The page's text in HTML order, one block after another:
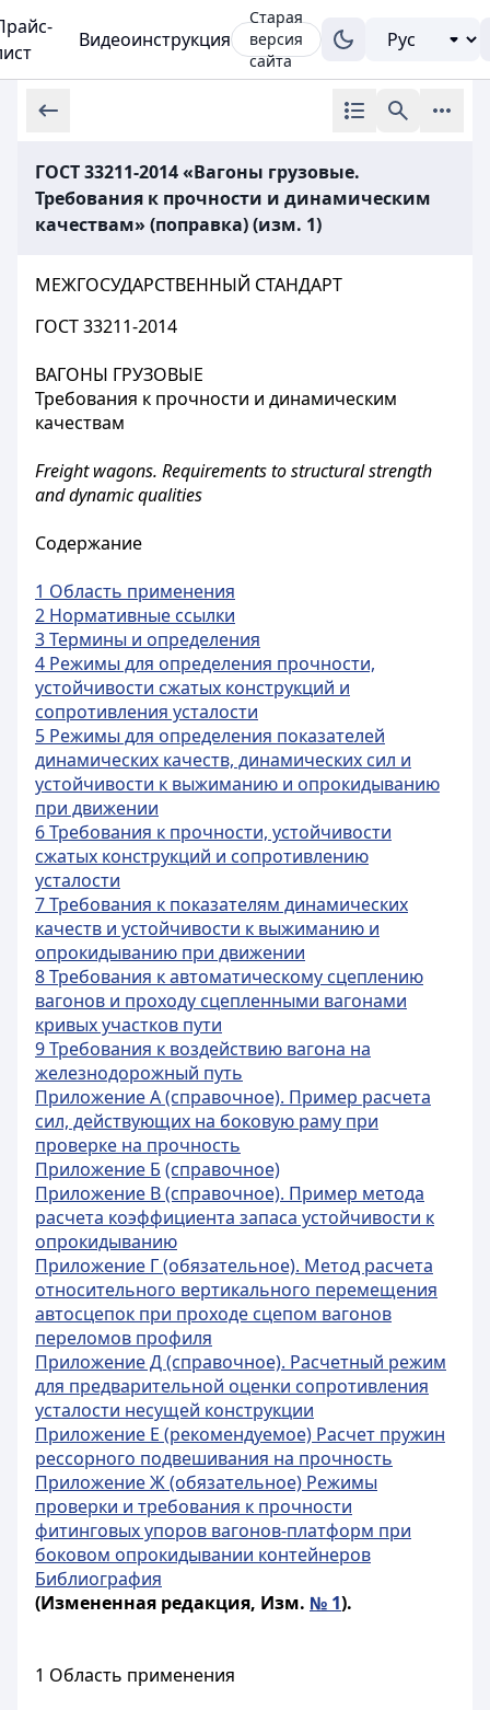
Видеоинструкция
Старая
версия
сайта
ГОСТ 33211-2014 «Вагоны грузовые.
Требования к прочности и динамическим
качествам» (поправка) (изм. 1)
МЕЖГОСУДАРСТВЕННЫЙ СТАНДАРТ
ГОСТ 33211-2014
ВАГОНЫ ГРУЗОВЫЕ
Требования к прочности и динамическим
качествам
Freight wagons. Requirements to structural strength
and dynamic qualities
Содержание
1 Область применения
2 Нормативные ссылки
3 Термины и определения
4 Режимы для определения прочности,
устойчивости сжатых конструкций и
сопротивления усталости
5 Режимы для определения показателей
динамических качеств, динамических сил и
устойчивости к выжиманию и опрокидыванию
при движении
6 Требования к прочности, устойчивости
сжатых конструкций и сопротивлению
усталости
7 Требования к показателям динамических
качеств и устойчивости к выжиманию и
опрокидыванию при движении
8 Требования к автоматическому сцеплению
вагонов и проходу сцепленными вагонами
кривых участков пути
9 Требования к воздействию вагона на
железнодорожный путь
Приложение А (справочное). Пример расчета
сил, действующих на боковую раму при
проверке на прочность
Приложение Б (справочное)
Приложение В (справочное). Пример метода
расчета коэффициента запаса устойчивости к
опрокидыванию
Приложение Г (обязательное). Метод расчета
относительного вертикального перемещения
автосцепок при проходе сцепом вагонов
переломов профиля
Приложение Д (справочное). Расчетный режим
для предварительной оценки сопротивления
усталости несущей конструкции
Приложение Е (рекомендуемое) Расчет пружин
рессорного подвешивания на прочность
Приложение Ж (обязательное) Режимы
проверки и требования к прочности
фитинговых упоров вагонов-платформ при
боковом опрокидывании контейнеров
Библиография
(Измененная редакция, Изм. № 1).
1 Область применения